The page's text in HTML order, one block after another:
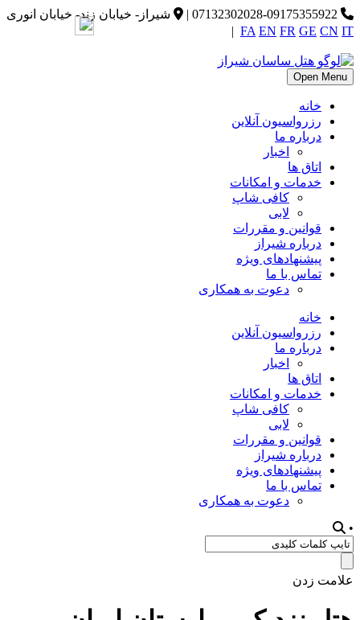
|
شیراز- خیابان زند- خیابان انوری
FA EN FR GE CN IT
|
Open Menu
خانه
رزرواسیون آنلاین
درباره ما
اخبار
اتاق ها
خدمات و امکانات
کافی شاپ
لابی
قوانین و مقررات
درباره شیراز
پیشنهادهای ویژه
تماس با ما
دعوت به همکاری
خانه
رزرواسیون آنلاین
درباره ما
اخبار
اتاق ها
خدمات و امکانات
کافی شاپ
لابی
قوانین و مقررات
درباره شیراز
پیشنهادهای ویژه
تماس با ما
دعوت به همکاری
•
علامت زدن